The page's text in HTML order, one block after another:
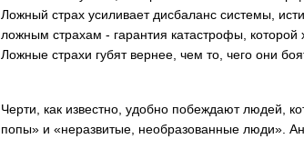
Ложный страх усиливает дисбаланс системы,
ложным страхам - гарантия катастрофы, которой
Ложные страхи губят вернее, чем то, чего они
Черти, как известно, удобно побеждают людей,
попы» и «неразвитые, необразованные люди».